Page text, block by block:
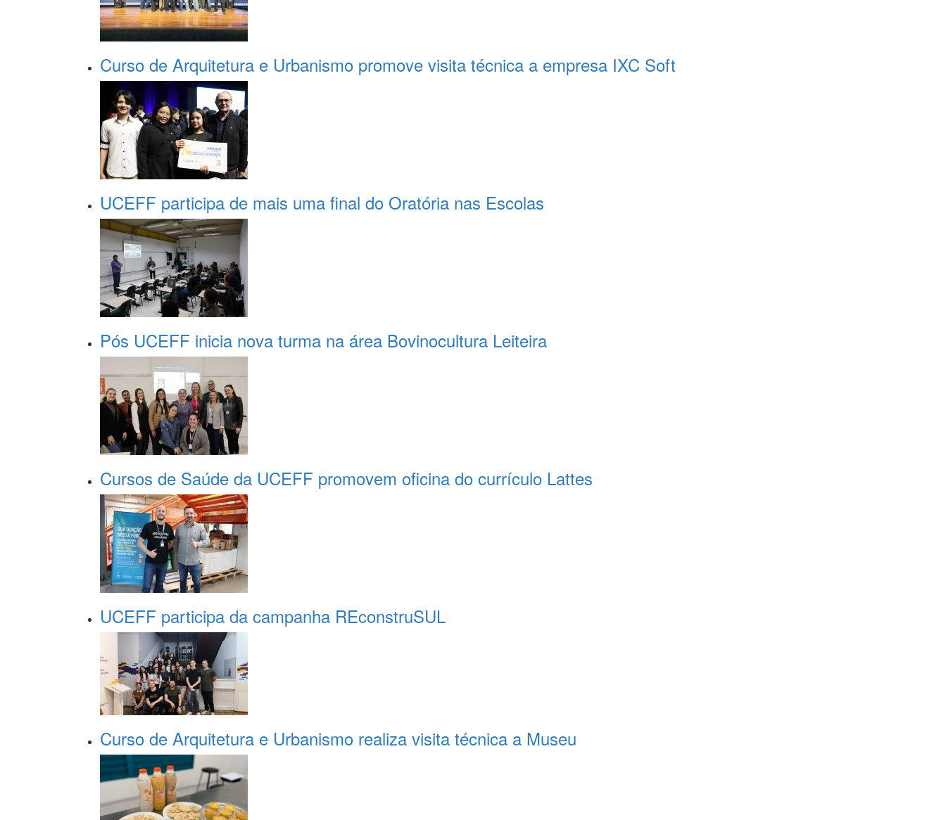
Curso de Arquitetura e Urbanismo promove visita técnica a empresa IXC Soft
UCEFF participa de mais uma final do Oratória nas Escolas
Pós UCEFF inicia nova turma na área Bovinocultura Leiteira
Cursos de Saúde da UCEFF promovem oficina do currículo Lattes
UCEFF participa da campanha REconstruSUL
Curso de Arquitetura e Urbanismo realiza visita técnica a Museu